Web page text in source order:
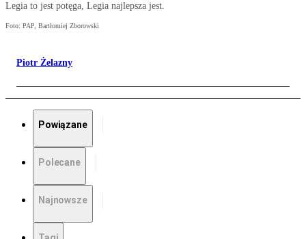
Legia to jest potęga, Legia najlepsza jest.
Foto: PAP, Bartłomiej Zborowski
Piotr Żelazny
Powiązane
Polecane
Najnowsze